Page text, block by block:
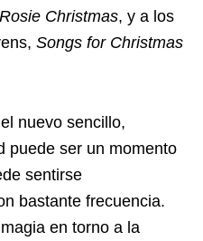
Christmas, y a los
Songs for Christmas
nuevo sencillo,
puede ser un momento
sentirse
bastante frecuencia.
en torno a la